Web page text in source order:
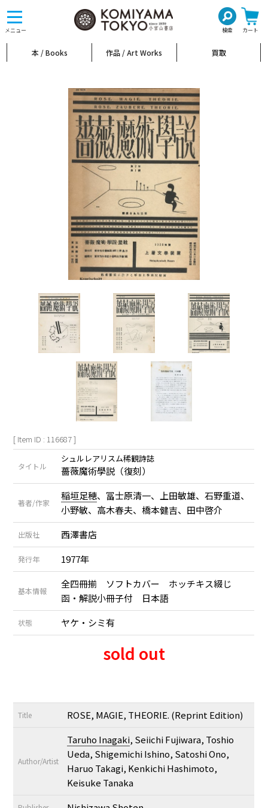
メニュー 検索 カート
toggle
navigation
本 / Books 作品 / Art Works 買取
[ Item ID : 116687 ]
タイトル
シュルレアリスム稀観詩誌
薔薇魔術學説（復刻）
著者/作家
稲垣足穂、冨士原清一、上田敏雄、石野重道、
小野敏、高木春夫、橋本健吉、田中啓介
出版社 西澤書店
発行年 1977年
基本情報
全四冊揃 ソフトカバー ホッチキス綴じ
函・解説小冊子付 日本語
状態 ヤケ・シミ有
sold out
Title ROSE, MAGIE, THEORIE. (Reprint Edition)
Author/Artist
Taruho Inagaki, Seiichi Fujiwara, Toshio
Ueda, Shigemichi Ishino, Satoshi Ono,
Haruo Takagi, Kenkichi Hashimoto,
Keisuke Tanaka